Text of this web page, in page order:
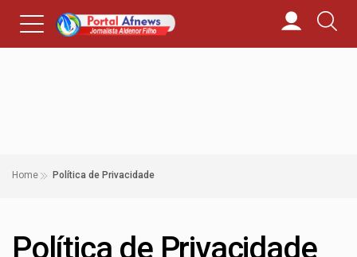
Home Política de Privacidade
Política de Privacidade